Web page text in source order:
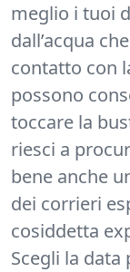
meglio i tuoi
dall’acqua
contatto con
possono
toccare la
riesci a
bene anche
dei corrieri
cosiddetta
Scegli la